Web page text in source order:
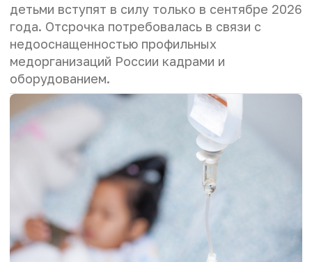
детьми вступят в силу только в сентябре 2026
года. Отсрочка потребовалась в связи с
недооснащенностью профильных
медорганизаций России кадрами и
оборудованием.